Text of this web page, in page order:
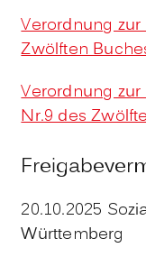
Verordnung
Zwölften
Verordnung
Nr.9 des
20.10.2025
Württemberg